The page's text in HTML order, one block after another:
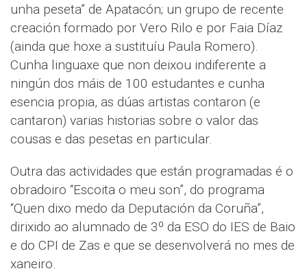
unha peseta” de Apatacón; un grupo de recente
creación formado por Vero Rilo e por Faia Díaz
(ainda que hoxe a sustituíu Paula Romero).
Cunha linguaxe que non deixou indiferente a
ningún dos máis de 100 estudantes e cunha
esencia propia, as dúas artistas contaron (e
cantaron) varias historias sobre o valor das
cousas e das pesetas en particular.
Outra das actividades que están programadas é o
obradoiro “Escoita o meu son”, do programa
“Quen dixo medo da Deputación da Coruña”,
dirixido ao alumnado de 3º da ESO do IES de Baio
e do CPI de Zas e que se desenvolverá no mes de
xaneiro.